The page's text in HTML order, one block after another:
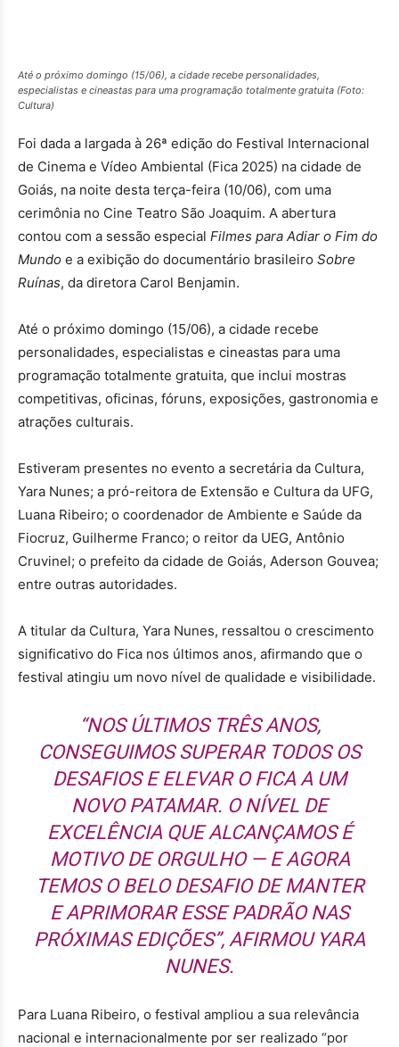
Até o próximo domingo (15/06), a cidade recebe personalidades,
especialistas e cineastas para uma programação totalmente gratuita (Foto:
Cultura)
Foi dada a largada à 26ª edição do Festival Internacional
de Cinema e Vídeo Ambiental (Fica 2025) na cidade de
Goiás, na noite desta terça-feira (10/06), com uma
cerimônia no Cine Teatro São Joaquim. A abertura
contou com a sessão especial Filmes para Adiar o Fim do
Mundo e a exibição do documentário brasileiro Sobre
Ruínas, da diretora Carol Benjamin.
Até o próximo domingo (15/06), a cidade recebe
personalidades, especialistas e cineastas para uma
programação totalmente gratuita, que inclui mostras
competitivas, oficinas, fóruns, exposições, gastronomia e
atrações culturais.
Estiveram presentes no evento a secretária da Cultura,
Yara Nunes; a pró-reitora de Extensão e Cultura da UFG,
Luana Ribeiro; o coordenador de Ambiente e Saúde da
Fiocruz, Guilherme Franco; o reitor da UEG, Antônio
Cruvinel; o prefeito da cidade de Goiás, Aderson Gouvea;
entre outras autoridades.
A titular da Cultura, Yara Nunes, ressaltou o crescimento
significativo do Fica nos últimos anos, afirmando que o
festival atingiu um novo nível de qualidade e visibilidade.
“NOS ÚLTIMOS TRÊS ANOS,
CONSEGUIMOS SUPERAR TODOS OS
DESAFIOS E ELEVAR O FICA A UM
NOVO PATAMAR. O NÍVEL DE
EXCELÊNCIA QUE ALCANÇAMOS É
MOTIVO DE ORGULHO — E AGORA
TEMOS O BELO DESAFIO DE MANTER
E APRIMORAR ESSE PADRÃO NAS
PRÓXIMAS EDIÇÕES”, AFIRMOU YARA
NUNES.
Para Luana Ribeiro, o festival ampliou a sua relevância
nacional e internacionalmente por ser realizado “por